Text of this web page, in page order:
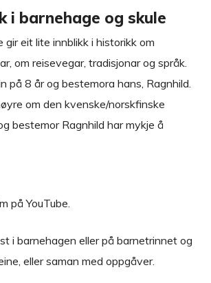
i barnehage og skule
gir eit lite innblikk i historikk om
om reisevegar, tradisjonar og språk.
på 8 år og bestemora hans, Ragnhild.
om den kvenske/norskfinske
bestemor Ragnhild har mykje å
på YouTube.
i barnehagen eller på barnetrinnet og
eller saman med oppgåver.